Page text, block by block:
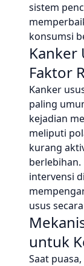
sistem
konsumsi
Kanker
Faktor
Kanker
paling
kejadian
meliputi
kurang
intervensi
usus
untuk
Saat